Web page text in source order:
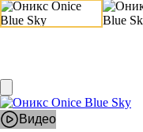
Видео